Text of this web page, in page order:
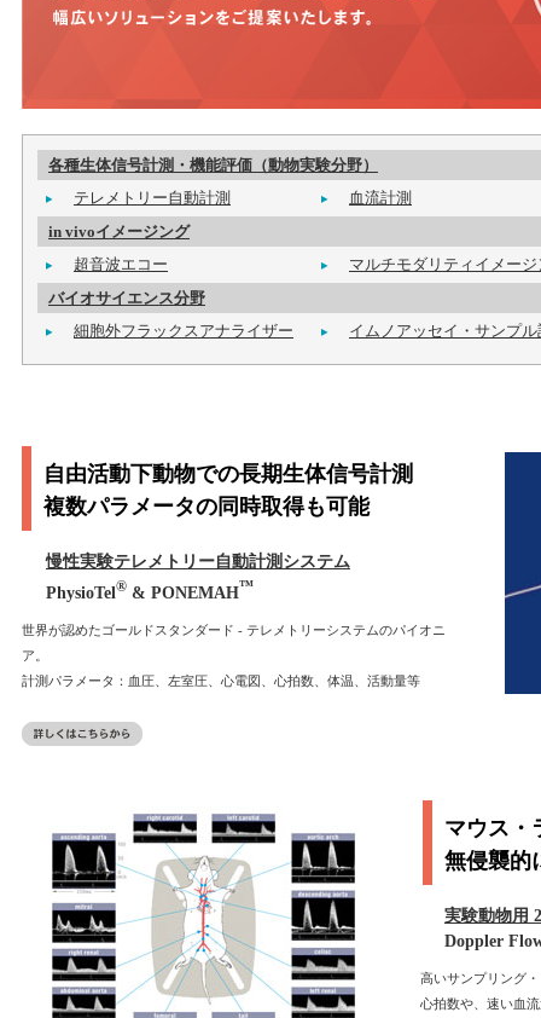
各種生体信号計測・機能評価（動物実験分野）
テレメトリー自動計測
血流計測
in vivoイメージング
超音波エコー
マルチモダリティイメージ
バイオサイエンス分野
細胞外フラックスアナライザー
イムノアッセイ・サンプル
自由活動下動物での長期生体信号計測
複数パラメータの同時取得も可能
慢性実験テレメトリー自動計測システム
PhysioTel® & PONEMAH™
世界が認めたゴールドスタンダード - テレメトリーシステムのパイオニ
ア。
計測パラメータ：血圧、左室圧、心電図、心拍数、体温、活動量等
マウス・
無侵襲的
実験動物⽤
Doppler
高いサンプリング
心拍数や、速い血